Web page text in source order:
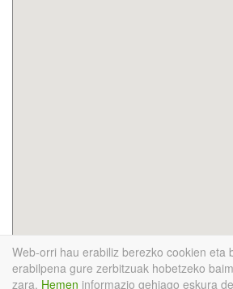
Web-orri hau erabiliz berezko cookien eta
erabilpena gure zerbitzuak hobetzeko
zara. Hemen informazio gehiago eskura
InfoRecikla © 2017 Hondakina bilatu
mugikorraren egutegia
App deskarga ezazu